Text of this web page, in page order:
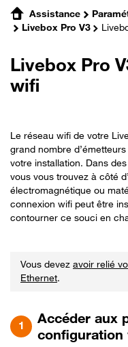
Assistance
Livebox Pro V3
Livebox Pro
wifi
Le réseau wifi de votre
grand nombre
votre installation. Dans
vous vous trouvez à côté
électromagnétique ou
connexion wifi peut être
contourner ce souci en
Vous devez avoir relié
Ethernet.
Accéder aux
configuration